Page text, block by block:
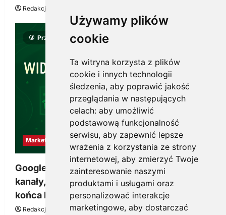
Używamy plików
cookie
Ta witryna korzysta z plików
cookie i innych technologii
śledzenia, aby poprawić jakość
przeglądania w następujących
celach: aby umożliwić
podstawową funkcjonalność
serwisu, aby zapewnić lepsze
wrażenia z korzystania ze strony
internetowej, aby zmierzyć Twoje
zainteresowanie naszymi
produktami i usługami oraz
personalizować interakcje
marketingowe, aby dostarczać
Redakcja KnowMore.pl
Przeczytano 8 minut
Marketing
Google Ads, SEO i analityka – jak połączyć
kanały, żeby reklama pracowała dłużej niż do
końca budżetu
Redakcja KnowMore.pl 20 marca, 2026 0